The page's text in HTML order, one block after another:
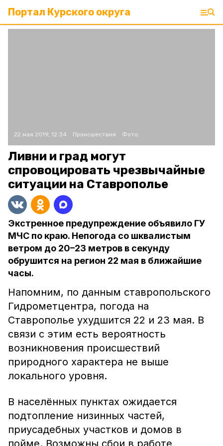
Портал Курского округа
22 мая 2019, 12:34 Происшествия Фото:
Ливни и град могут
спровоцировать чрезвычайные
ситуации на Ставрополье
Экстренное предупреждение объявило ГУ
МЧС по краю. Непогода со шквалистым
ветром до 20–23 метров в секунду
обрушится на регион 22 мая в ближайшие
часы.
Напомним, по данным ставропольского
Гидрометцентра, погода на
Ставрополье ухудшится 22 и 23 мая. В
связи с этим есть вероятность
возникновения происшествий
природного характера не выше
локального уровня.
В населённых пунктах ожидается
подтопление низинных частей,
приусадебных участков и домов в
пойме. Возможны сбои в работе